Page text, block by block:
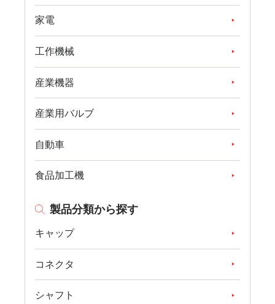
家電
工作機械
産業機器
産業用バルブ
自動車
食品加工機
製品分類から探す
キャップ
コネクタ
シャフト